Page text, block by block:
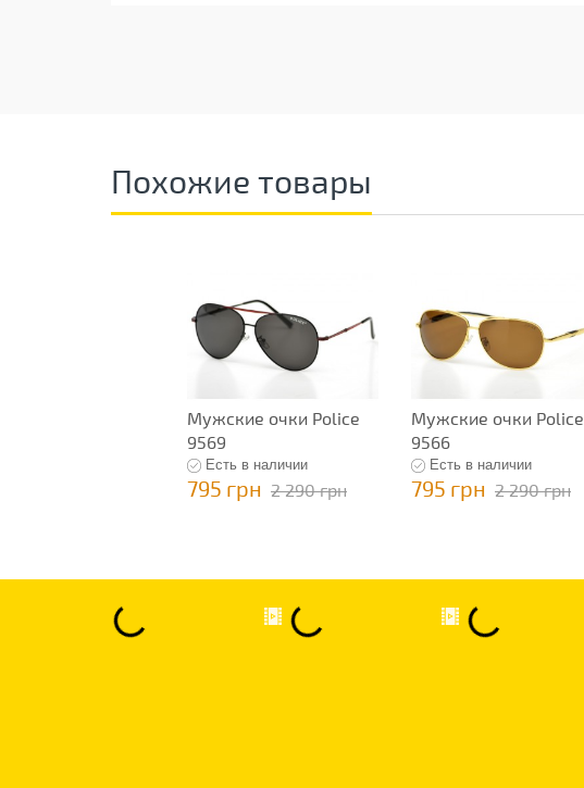
Похожие товары
Мужские очки Police
9569
Есть в наличии
795 грн 2 290 грн
Мужские очки Police
9566
Есть в наличии
795 грн 2 290 грн